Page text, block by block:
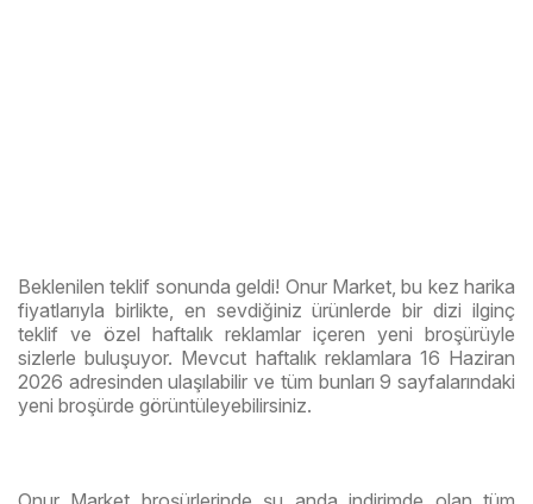
Beklenilen teklif sonunda geldi! Onur Market, bu kez harika
fiyatlarıyla birlikte, en sevdiğiniz ürünlerde bir dizi ilginç
teklif ve özel haftalık reklamlar içeren yeni broşürüyle
sizlerle buluşuyor. Mevcut haftalık reklamlara 16 Haziran
2026 adresinden ulaşılabilir ve tüm bunları 9 sayfalarındaki
yeni broşürde görüntüleyebilirsiniz.